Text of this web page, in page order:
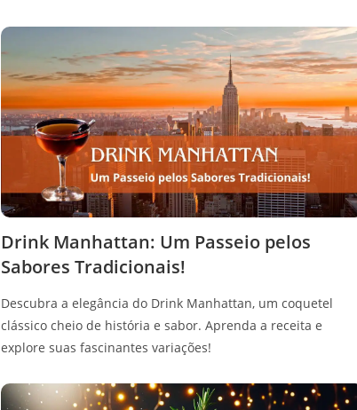
Drink Manhattan: Um Passeio pelos
Sabores Tradicionais!
Descubra a elegância do Drink Manhattan, um coquetel
clássico cheio de história e sabor. Aprenda a receita e
explore suas fascinantes variações!